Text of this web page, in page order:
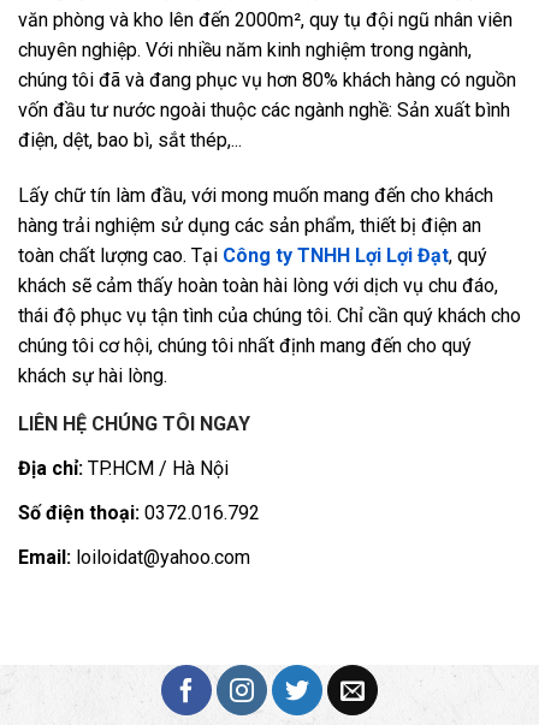
văn phòng và kho lên đến 2000m², quy tụ đội ngũ nhân viên
chuyên nghiệp. Với nhiều năm kinh nghiệm trong ngành,
chúng tôi đã và đang phục vụ hơn 80% khách hàng có nguồn
vốn đầu tư nước ngoài thuộc các ngành nghề: Sản xuất bình
điện, dệt, bao bì, sắt thép,...
Lấy chữ tín làm đầu, với mong muốn mang đến cho khách
hàng trải nghiệm sử dụng các sản phẩm, thiết bị điện an
toàn chất lượng cao. Tại Công ty TNHH Lợi Lợi Đạt, quý
khách sẽ cảm thấy hoàn toàn hài lòng với dịch vụ chu đáo,
thái độ phục vụ tận tình của chúng tôi. Chỉ cần quý khách cho
chúng tôi cơ hội, chúng tôi nhất định mang đến cho quý
khách sự hài lòng.
LIÊN HỆ CHÚNG TÔI NGAY
Địa chỉ: TP.HCM / Hà Nội
Số điện thoại: 0372.016.792
Email: loiloidat@yahoo.com